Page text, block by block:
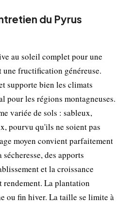
du Pyrus
au soleil complet pour une
fructification généreuse.
supporte bien les climats
pour les régions montagneuses.
variée de sols : sableux,
pourvu qu'ils ne soient pas
moyen convient parfaitement
des apports
et la croissance
La plantation
ou fin hiver. La taille se limite à